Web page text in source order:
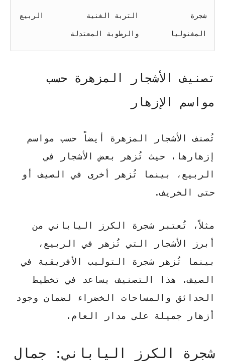
شجرة
المغنوليا
التربة الغنية
والرطوبة المعتدلة
الربيع
تصنيف الأشجار المزهرة حسب
مواسم الإزهار
تُصنف الأشجار المزهرة أيضاً حسب مواسم
إزهارها، حيث تُزهر بعض الأشجار في
الربيع، بينما تُزهر أخرى في الصيف أو
حتى الخريف.
مثلاً، تُعتبر شجرة الكرز الياباني من
أبرز الأشجار التي تُزهر في الربيع،
بينما تُزهر شجرة التوليب الأفريقية في
الصيف. هذا التصنيف يساعد في تخطيط
الحدائق والمساحات الخضراء لضمان وجود
أزهار جميلة على مدار العام.
شجرة الكرز الياباني: جمال